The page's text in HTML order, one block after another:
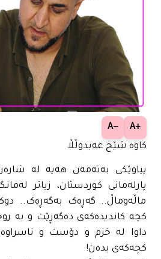
+A
−A
کاوە شێخ عەبدوڵڵا
پیاوێکی بەتەمەن هەیە لە
پارلەمانی کوردستان، زیاتر
ماڵەوماڵ.. گەڕەک بەگەڕەک..
کچە کاندیدەکەی دەگەڕێت و بە
داوا لە خزم و دۆست و
کچەکەی بدەن!